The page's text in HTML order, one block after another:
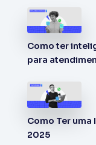
Como ter
para
Como Ter uma
2025